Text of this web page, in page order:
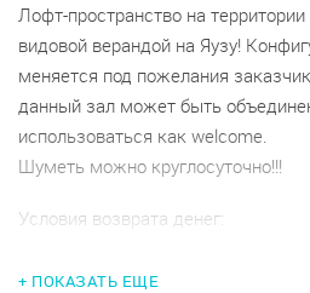
Лофт-пространство на
видовой верандой на Яузу!
меняется под пожелания
данный зал может быть
использоваться как welcome.
Шуметь можно круглосуточно!!!
Условия возврата денег:
от стоимости аренды не
+ ПОКАЗАТЬ ЕЩЕ